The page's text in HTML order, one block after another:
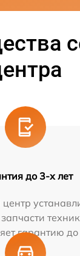
до 3-х лет
гарантию до